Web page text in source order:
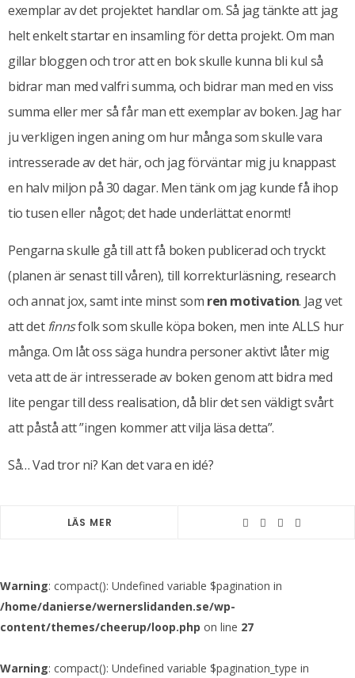
exemplar av det projektet handlar om. Så jag tänkte att jag
helt enkelt startar en insamling för detta projekt. Om man
gillar bloggen och tror att en bok skulle kunna bli kul så
bidrar man med valfri summa, och bidrar man med en viss
summa eller mer så får man ett exemplar av boken. Jag har
ju verkligen ingen aning om hur många som skulle vara
intresserade av det här, och jag förväntar mig ju knappast
en halv miljon på 30 dagar. Men tänk om jag kunde få ihop
tio tusen eller något; det hade underlättat enormt!
Pengarna skulle gå till att få boken publicerad och tryckt
(planen är senast till våren), till korrekturläsning, research
och annat jox, samt inte minst som ren motivation. Jag vet
att det finnsfolk som skulle köpa boken, men inte ALLS hur
många. Om låt oss säga hundra personer aktivt låter mig
veta att de är intresserade av boken genom att bidra med
lite pengar till dess realisation, då blir det sen väldigt svårt
att påstå att ”ingen kommer att vilja läsa detta”.
Så… Vad tror ni? Kan det vara en idé?
LÄS MER
Warning: compact(): Undefined variable $pagination in
/home/danierse/wernerslidanden.se/wp-
content/themes/cheerup/loop.php on line 27
Warning: compact(): Undefined variable $pagination_type in